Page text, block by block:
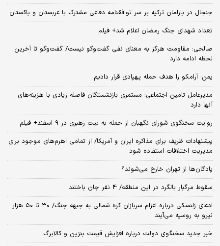
جنجال در پارلمان ترکیه بر سر توافقنامه دفاعی مشترک با عربستان و پاکستان
تعداد شهدای جنگ رمضان اعلام شد+ فیلم
صالحی: مقاومت هرگز به معنای نفی گفت‌وگو نیست/ گفت‌وگو تا آخرین
لحظه ادامه دارد
یمن: آرامکو را هدف حمله پهپادی قرار دادیم
مدیرعامل تامین اجتماعی: مستمری بازنشستگان فاصله زیادی با هزینه‌های
آنها دارد
روایت سخنگوی شورای نگهبان از حمله به بیت رهبری در ۹ اسفند+ فیلم
پیشنهادات ظریف برای مذاکره ایران و آمریکا/ از تمامی اهرم‌های موجود برای
مدیریت اختلافات استفاده شود
پادگان‌ها از تهران خارج می‌شوند؟
سقوط مرگبار بالگرد در این منطقه/ 4 نفر جان باختند
ادعای زلنسکی درباره اعزام سربازان کره شمالی به جبهه جنگ/ ۳۰ تا ۵۰ هزار
نیرو به روسیه می‌آیند
خبر جدید سخنگوی دولت درباره افزایش قیمت بنزین و کالابرگ